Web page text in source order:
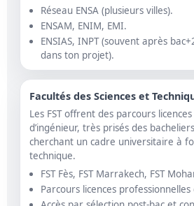
Réseau ENSA (plusieurs villes).
ENSAM, ENIM, EMI.
ENSIAS, INPT (souvent après
dans ton projet).
Facultés des Sciences et
Les FST offrent des parcours licences
d’ingénieur, très prisés des
cherchant un cadre universitaire à
technique.
FST Fès, FST Marrakech, FST
Parcours licences